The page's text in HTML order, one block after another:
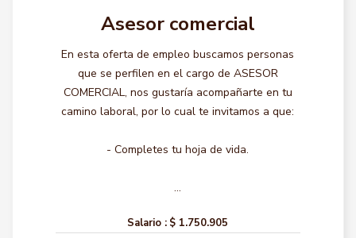
Asesor comercial
En esta oferta de empleo buscamos personas
que se perfilen en el cargo de ASESOR
COMERCIAL, nos gustaría acompañarte en tu
camino laboral, por lo cual te invitamos a que:
- Completes tu hoja de vida.
...
Salario : $ 1.750.905